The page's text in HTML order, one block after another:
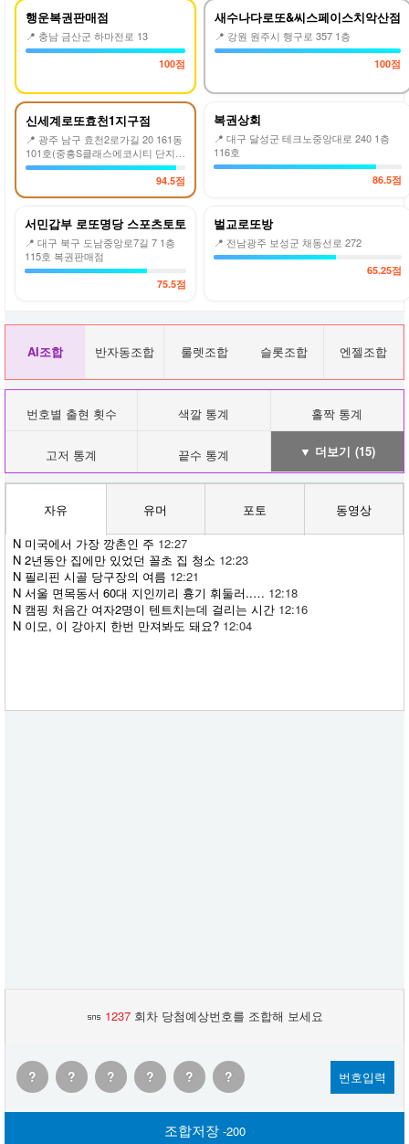
행운복권판매점
📍 충남 금산군 하마전로 13
100점
새수나다로또&씨스페이스치악산점
📍 강원 원주시 행구로 357 1층
100점
신세계로또효천1지구점
📍 광주 남구 효천2로가길 20 161동
101호(중흥S클래스에코시티 단지내
상가
94.5점
복권상회
📍 대구 달성군 테크노중앙대로 240 1층
116호
86.5점
서민갑부 로또명당 스포츠토토
📍 대구 북구 도남중앙로7길 7 1층
115호 복권판매점
75.5점
벌교로또방
📍 전남광주 보성군 채동선로 272
65.25점
AI조합 반자동조합 룰렛조합 슬롯조합 엔젤조합
번호별 출현 횟수 색깔 통계 홀짝 통계
고저 통계 끝수 통계 ▼ 더보기 (15)
자유 유머 포토
동영상
N 미국에서 가장 깡촌인 주 12:27
N 2년동안 집에만 있었던 꼴초 집 청소 12:23
N 필리핀 시골 당구장의 여름 12:21
N 서울 면목동서 60대 지인끼리 흉기 휘둘러..… 12:18
N 캠핑 처음간 여자2명이 텐트치는데 걸리는 시간 12:16
N 이모, 이 강아지 한번 만져봐도 돼요? 12:04
1237회차 당첨예상번호를 조합해 보세요
? ? ? ? ? ? 번호입력
조합저장-200